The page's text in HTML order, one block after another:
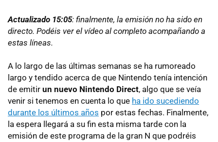
Actualizado 15:05: finalmente, la emisión no ha sido en
directo. Podéis ver el vídeo al completo acompañando a
estas líneas.
A lo largo de las últimas semanas se ha rumoreado
largo y tendido acerca de que Nintendo tenía intención
de emitir un nuevo Nintendo Direct, algo que se veía
venir si tenemos en cuenta lo que ha ido sucediendo
durante los últimos años por estas fechas. Finalmente,
la espera llegará a su fin esta misma tarde con la
emisión de este programa de la gran N que podréis